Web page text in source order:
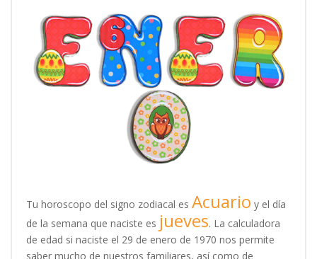
Tu horoscopo del signo zodiacal es Acuario y el día
de la semana que naciste es jueves. La calculadora
de edad si naciste el 29 de enero de 1970 nos permite
saber mucho de nuestros familiares, así como de